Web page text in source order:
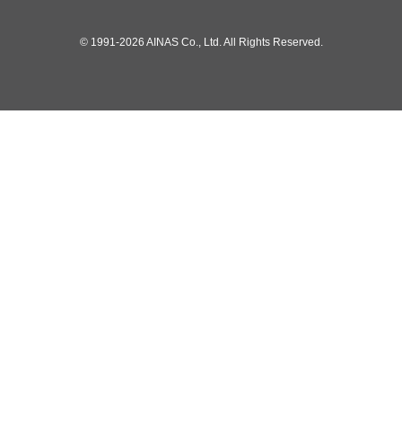
©1991-2026 AINAS Co., Ltd. All Rights Reserved.